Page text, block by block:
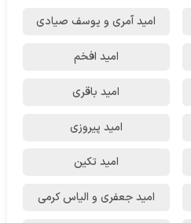
امید آمری و یوسف صیادی
امید افخم
امید باقری
امید پیروزی
امید تکین
امید جعفری و الیاس کرمی